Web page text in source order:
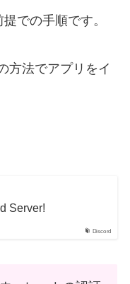
での手順です。
方法でアプリをイ
Discord
Server!